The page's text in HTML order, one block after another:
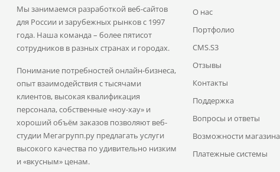
Мы занимаемся разработкой веб-сайтов
для России и зарубежных рынков с 1997
года. Наша команда – более пятисот
сотрудников в разных странах и городах.
Понимание потребностей онлайн-бизнеса,
опыт взаимодействия с тысячами
клиентов, высокая квалификация
персонала, собственные «ноу-хау» и
хороший объём заказов позволяют веб-
студии Мегагрупп.ру предлагать услуги
высокого качества по удивительно низким
и «вкусным» ценам.
О нас
Портфолио
CMS.S3
Отзывы
Контакты
Поддержка
Вопросы и ответы
Возможности магазина
Платежные системы